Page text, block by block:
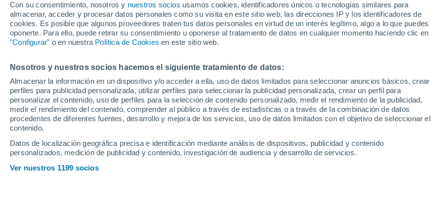
Con su consentimiento, nosotros y nuestros socios usamos cookies, identificadores únicos o tecnologías similares para
almacenar, acceder y procesar datos personales como su visita en este sitio web, las direcciones IP y los identificadores de
cookies. Es posible que algunos proveedores traten tus datos personales en virtud de un interés legítimo, algo a lo que puedes
oponerte. Para ello, puede retirar su consentimiento u oponerse al tratamiento de datos en cualquier momento haciendo clic en
"Configurar" o en nuestra Política de Cookies en este sitio web.
Nosotros y nuestros socios hacemos el siguiente tratamiento de datos:
Almacenar la información en un dispositivo y/o acceder a ella, uso de datos limitados para seleccionar anuncios básicos, crear
perfiles para publicidad personalizada, utilizar perfiles para seleccionar la publicidad personalizada, crear un perfil para
personalizar el contenido, uso de perfiles para la selección de contenido personalizado, medir el rendimiento de la publicidad,
medir el rendimiento del contenido, comprender al público a través de estadísticas o a través de la combinación de datos
procedentes de diferentes fuentes, desarrollo y mejora de los servicios, uso de datos limitados con el objetivo de seleccionar el
contenido.
Datos de localización geográfica precisa e identificación mediante análisis de dispositivos, publicidad y contenido
personalizados, medición de publicidad y contenido, investigación de audiencia y desarrollo de servicios.
Ver nuestros 1199 socios
Kilómetros esquiables 0 / 22
Remontes 0 / 7
Espesor de nieve en la base 0 cm
Espesor de nieve en la parte superior -
Webcams en Glungezer